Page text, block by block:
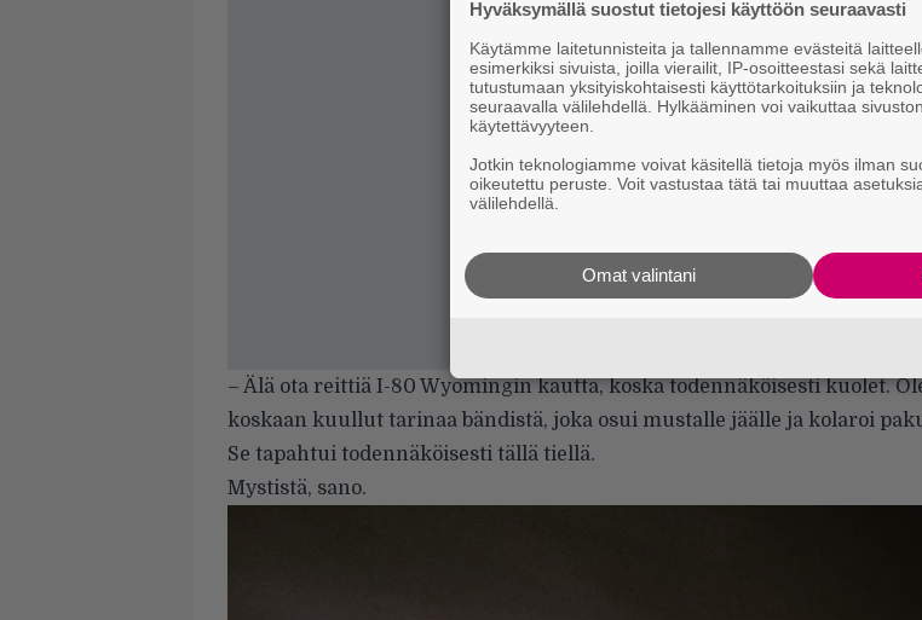
– Älä ota reittiä I-80 Wyomingin kautta, koska todennäköisesti kuolet.
koskaan kuullut tarinaa bändistä, joka osui mustalle jäälle ja kolaroi
Se tapahtui todennäköisesti tällä tiellä.
Mystistä, sano.
Hyväksymällä suostut tietojesi käyttöön seuraavasti
Käytämme laitetunnisteita ja tallennamme evästeitä
esimerkiksi sivuista, joilla vierailit, IP-osoitteestasi sekä
tutustumaan yksityiskohtaisesti käyttötarkoituksiin ja
seuraavalla välilehdellä. Hylkääminen voi vaikuttaa
käytettävyyteen.
Jotkin teknologiamme voivat käsitellä tietoja myös ilman
oikeutettu peruste. Voit vastustaa tätä tai muuttaa
välilehdellä.
Omat valintani